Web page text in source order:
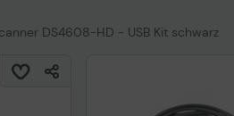
DS4608-HD - USB Kit schwarz